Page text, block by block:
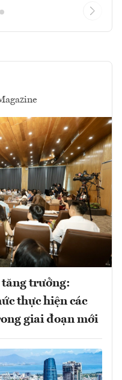
tăng trưởng:
thực hiện các
giai đoạn mới